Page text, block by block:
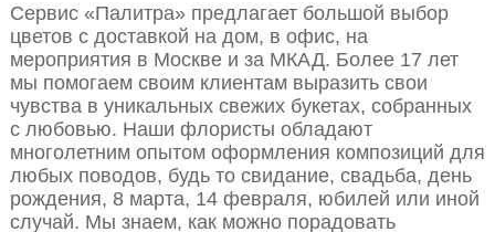
Сервис «Палитра» предлагает большой выбор
цветов с доставкой на дом, в офис, на
мероприятия в Москве и за МКАД. Более 17 лет
мы помогаем своим клиентам выразить свои
чувства в уникальных свежих букетах, собранных
с любовью. Наши флористы обладают
многолетним опытом оформления композиций для
любых поводов, будь то свидание, свадьба, день
рождения, 8 марта, 14 февраля, юбилей или иной
случай. Мы знаем, как можно порадовать